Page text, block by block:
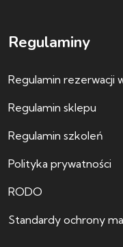
Regulaminy
Regulamin rezerwacji
Regulamin sklepu
Regulamin szkoleń
Polityka prywatności
RODO
Standardy ochrony